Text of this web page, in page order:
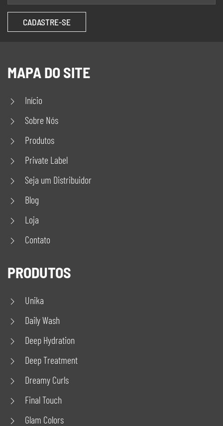
MAPA DO SITE
Início
Sobre Nós
Produtos
Private Label
Seja um Distribuidor
Blog
Loja
Contato
PRODUTOS
Unika
Daily Wash
Deep Hydration
Deep Treatment
Dreamy Curls
Final Touch
Glam Colors